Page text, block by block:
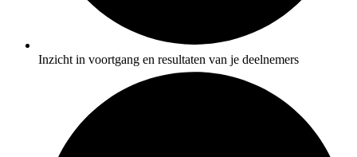
Inzicht in voortgang en resultaten van je deelnemers